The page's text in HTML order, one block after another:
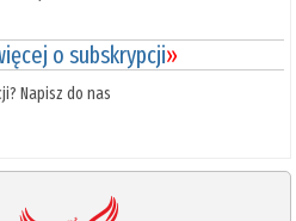
o subskrypcji»
Napisz do nas